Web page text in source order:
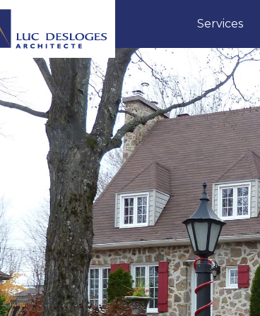
Services